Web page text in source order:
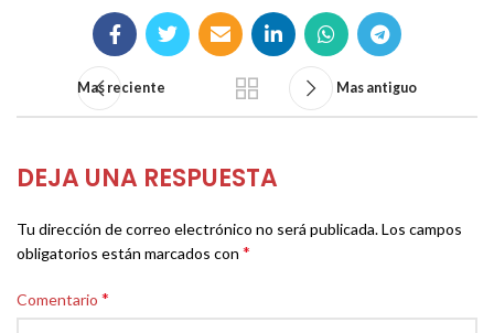
Mas reciente Mas antiguo
DEJA UNA RESPUESTA
Tu dirección de correo electrónico no será publicada.Los campos
obligatorios están marcados con *
Comentario *